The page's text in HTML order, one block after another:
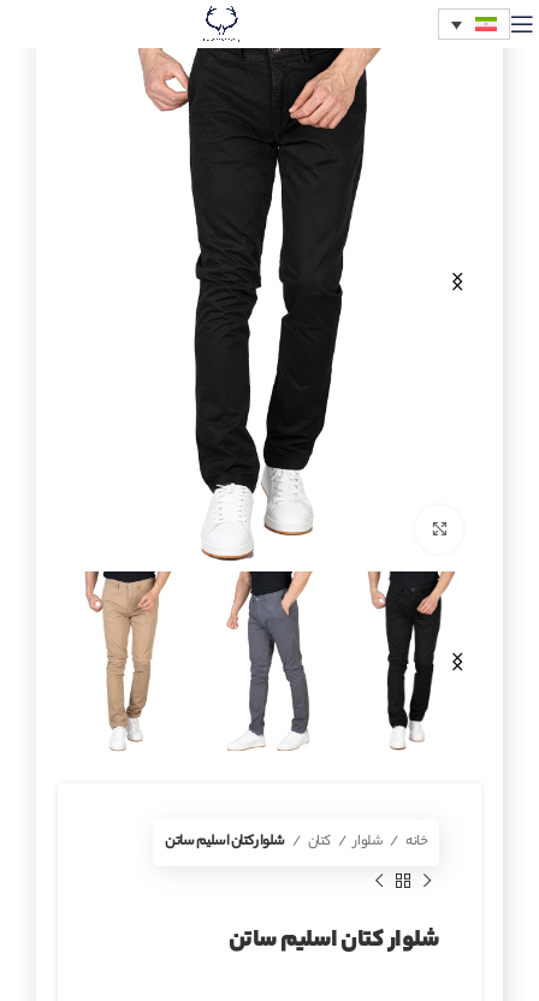
برای بزرگنمایی کلیک کنید
خانه شلوار کتان شلوار کتان اسلیم ساتن
شلوار کتان اسلیم ساتن